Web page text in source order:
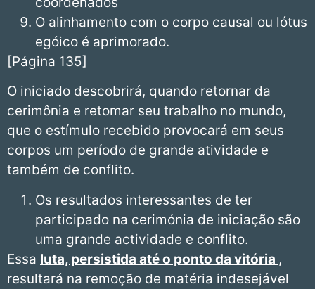
O alinhamento com o corpo causal ou lótus
egóico é aprimorado.
[Página 135]
O iniciado descobrirá, quando retornar da
cerimônia e retomar seu trabalho no mundo,
que o estímulo recebido provocará em seus
corpos um período de grande atividade e
também de conflito.
Os resultados interessantes de ter
participado na cerimónia de iniciação são
uma grande actividade e conflito.
Essa luta, persistida até o ponto da vitória ,
resultará na remoção de matéria indesejável